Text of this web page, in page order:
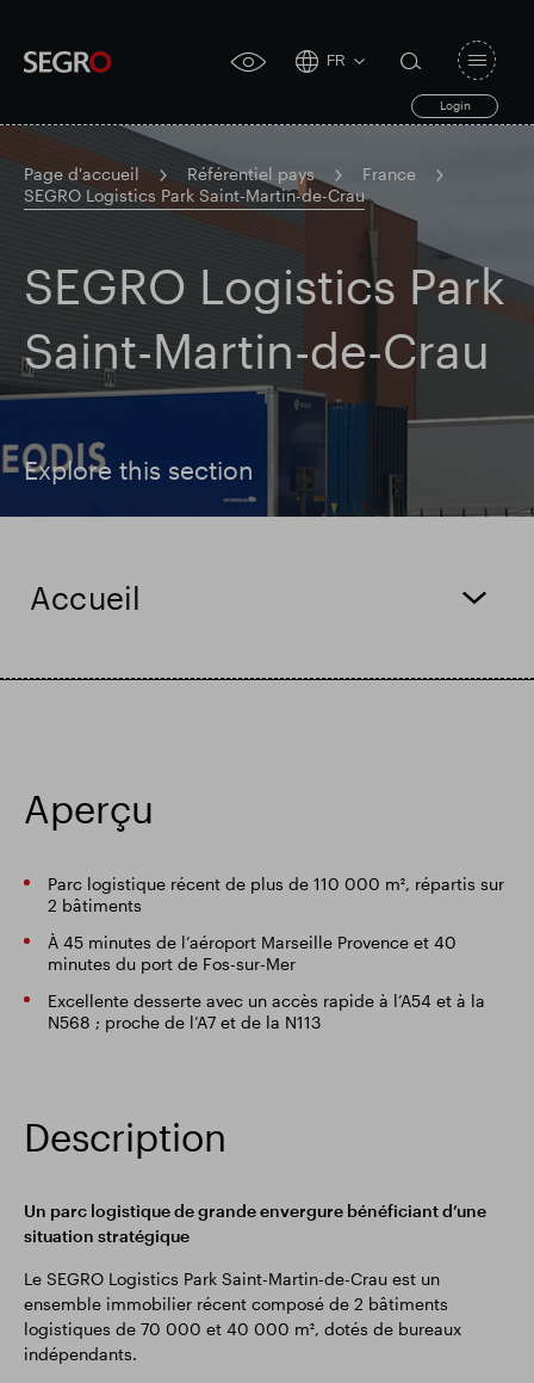
accessibility
FR
Login
search
form
Submit
search
Dégager
Recherche populaire
Responsable SEGRO
Domaine commercial de Slough
toggle
Page d'accueil Référentiel pays
France
SEGRO Logistics Park Saint-Martin-de-Crau
SEGRO Logistics Park
Saint-Martin-de-Crau
Explore this section
Accueil
Aperçu
Parc logistique récent de plus de 110 000 m², répartis sur
2 bâtiments
À 45 minutes de l’aéroport Marseille Provence et 40
minutes du port de Fos-sur-Mer
Excellente desserte avec un accès rapide à l’A54 et à la
N568 ; proche de l’A7 et de la N113
Description
Un parc logistique de grande envergure bénéficiant d’une
situation stratégique
Le SEGRO Logistics Park Saint-Martin-de-Crau est un
ensemble immobilier récent composé de 2 bâtiments
logistiques de 70 000 et 40 000 m², dotés de bureaux
indépendants.